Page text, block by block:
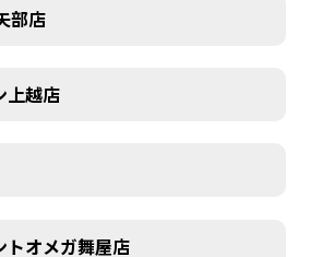
部店
上越店
トオメガ舞屋店